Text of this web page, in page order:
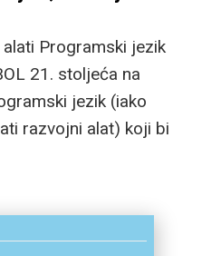
Programski jezik
21. stoljeća na
jezik (iako
razvojni alat) koji bi